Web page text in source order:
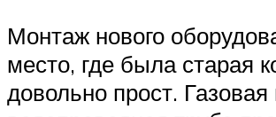
Монтаж нового
место, где была старая
довольно прост. Газовая